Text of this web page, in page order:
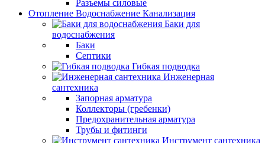
Разъемы силовые
Отопление Водоснабжение Канализация
Баки для
водоснабжения
Баки
Септики
Гибкая подводка
Инженерная
сантехника
Запорная арматура
Коллекторы (гребенки)
Предохранительная арматура
Трубы и фитинги
Инструмент сантехника